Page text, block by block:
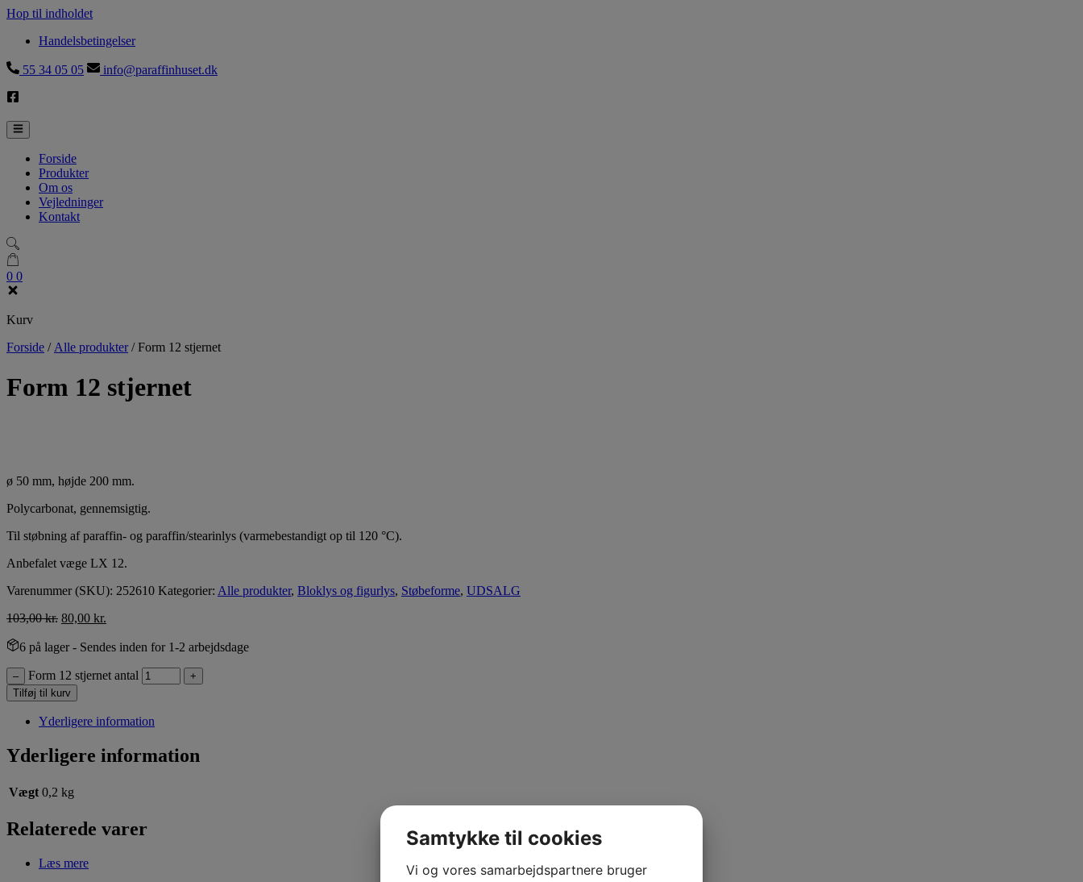
Hop til indholdet
Handelsbetingelser
55 34 05 05 info@paraffinhuset.dk
Forside
Produkter
Om os
Vejledninger
Kontakt
0 0
Kurv
Forside / Alle produkter/Form 12 stjernet
Form 12 stjernet
ø 50 mm, højde 200 mm.
Polycarbonat, gennemsigtig.
Til støbning af paraffin- og paraffin/stearinlys (varmebestandigt op til 120 °C).
Anbefalet væge LX 12.
Varenummer (SKU): 252610 Kategorier: Alle produkter, Bloklys og figurlys, Støbeforme, UDSALG
103,00kr. 80,00 kr.
6 på lager- Sendes inden for 1-2 arbejdsdage
– Form 12 stjernet antal
+
Tilføj til kurv
Yderligere information
Yderligere information
Vægt 0,2 kg
Relaterede varer
Læs mere
Samtykke til cookies
Vi og vores samarbejdspartnere bruger